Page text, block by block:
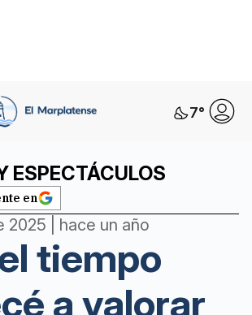
7°
ESPECTÁCULOS
en
2025 | hace un año
tiempo
a valorar